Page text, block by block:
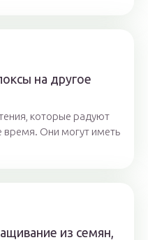
на другое
которые радуют
время. Они могут иметь
из семян,